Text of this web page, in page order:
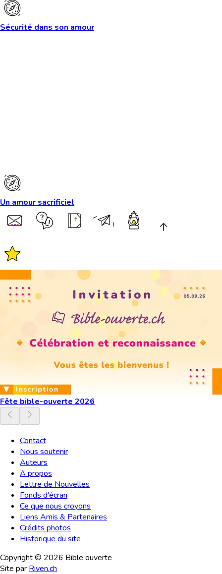
Sécurité dans son amour
Un amour sacrificiel
Fête bible-ouverte 2026
Contact
Nous soutenir
Auteurs
A propos
Lettre de Nouvelles
Fonds d'écran
Ce que nous croyons
Liens Amis & Partenaires
Crédits photos
Historique du site
Copyright © 2026 Bible ouverte
Site par Riven.ch